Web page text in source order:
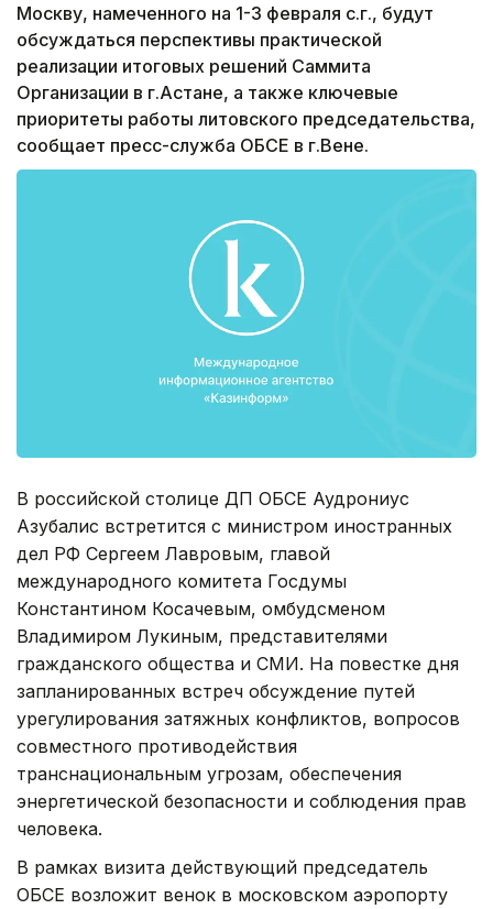
Москву, намеченного на 1-3 февраля с.г., будут
обсуждаться перспективы практической
реализации итоговых решений Саммита
Организации в г.Астане, а также ключевые
приоритеты работы литовского председательства,
сообщает пресс-служба ОБСЕ в г.Вене.
В российской столице ДП ОБСЕ Аудрониус
Азубалис встретится с министром иностранных
дел РФ Сергеем Лавровым, главой
международного комитета Госдумы
Константином Косачевым, омбудсменом
Владимиром Лукиным, представителями
гражданского общества и СМИ. На повестке дня
запланированных встреч обсуждение путей
урегулирования затяжных конфликтов, вопросов
совместного противодействия
транснациональным угрозам, обеспечения
энергетической безопасности и соблюдения прав
человека.
В рамках визита действующий председатель
ОБСЕ возложит венок в московском аэропорту